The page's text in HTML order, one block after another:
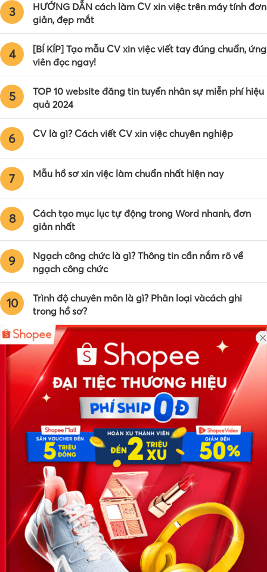
3
HƯỚNG DẪN cách làm CV xin việc trên máy tính đơn
giản, đẹp mắt
4
[BÍ KÍP] Tạo mẫu CV xin việc viết tay đúng chuẩn, ứng
viên đọc ngay!
5
TOP 10 website đăng tin tuyển nhân sự miễn phí hiệu
quả 2024
6 CV là gì? Cách viết CV xin việc chuyên nghiệp
7 Mẫu hồ sơ xin việc làm chuẩn nhất hiện nay
8
Cách tạo mục lục tự động trong Word nhanh, đơn
giản nhất
9
Ngạch công chức là gì? Thông tin cần nắm rõ về
ngạch công chức
10
Trình độ chuyên môn là gì? Phân loại vàcách ghi
trong hồ sơ?
Công ty TNHH Eyeplus Online
Địa chỉ: Số 81, ngõ 68, đường Cầu Giấy, Tổ 05, Phường Quan
Hoa, Quận Cầu Giấy, TP Hà Nội, Việt Nam
SĐT: 0981 448 766
Email:
hotro@timviec.com.vn
VỀ CHÚNG TÔI
News.timviec.com.vn là website cung cấp thông tin liên quan đến
nhân sự, nghề nghiệp do Timviec.com.vn vận hành nhằm giúp
doanh nghiệp, nhân sự tuyển dụng, người đi làm, người tìm việc
cập nhật thông tin và đáp ứng được mong muốn của mình.
KẾT NỐI